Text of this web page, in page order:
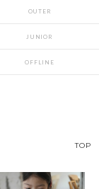
OUTER
JUNIOR
OFFLINE
TOP